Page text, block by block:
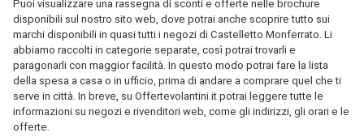
Puoi visualizzare una rassegna di sconti e offerte nelle brochure
disponibili sul nostro sito web, dove potrai anche scoprire tutto sui
marchi disponibili in quasi tutti i negozi di Castelletto Monferrato. Li
abbiamo raccolti in categorie separate, così potrai trovarli e
paragonarli con maggior facilità. In questo modo potrai fare la lista
della spesa a casa o in ufficio, prima di andare a comprare quel che ti
serve in città. In breve, su Offertevolantini.it potrai leggere tutte le
informazioni su negozi e rivenditori web, come gli indirizzi, gli orari e le
offerte.